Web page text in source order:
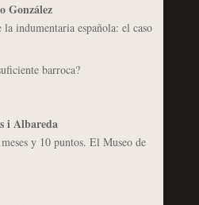
González
la indumentaria española: el caso
barroca?
i Albareda
y 10 puntos. El Museo de